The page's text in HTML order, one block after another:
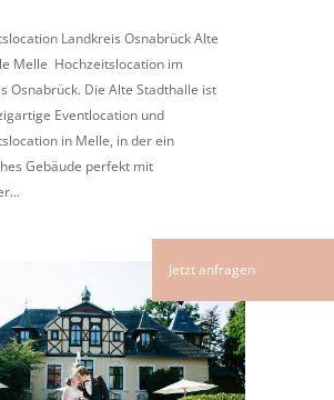
Landkreis Osnabrück Alte
Melle Hochzeitslocation im
Osnabrück. Die Alte Stadthalle ist
Eventlocation und
in Melle, in der ein
Gebäude perfekt mit